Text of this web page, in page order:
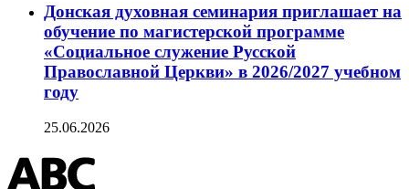
Донская духовная семинария приглашает на
обучение по магистерской программе
«Социальное служение Русской
Православной Церкви» в 2026/2027 учебном
году
25.06.2026